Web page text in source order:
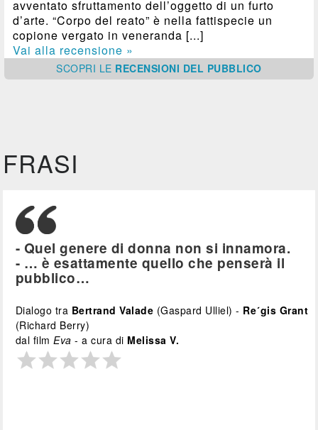
avventato sfruttamento dell’oggetto di un furto
d’arte. “Corpo del reato” è nella fattispecie un
copione vergato in veneranda [...]
Vai alla recensione »
SCOPRI LE RECENSIONI DEL PUBBLICO
FRASI
- Quel genere di donna non si innamora.
- … è esattamente quello che penserà il
pubblico…
Dialogo tra Bertrand Valade (Gaspard Ulliel) - Re´gis Grant
(Richard Berry)
dal filmEva - a cura di Melissa V.